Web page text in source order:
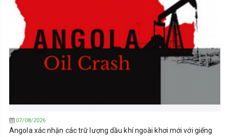
07/08/2026
Angola xác nhận các trữ lượng dầu khí ngoài khơi mới với giếng